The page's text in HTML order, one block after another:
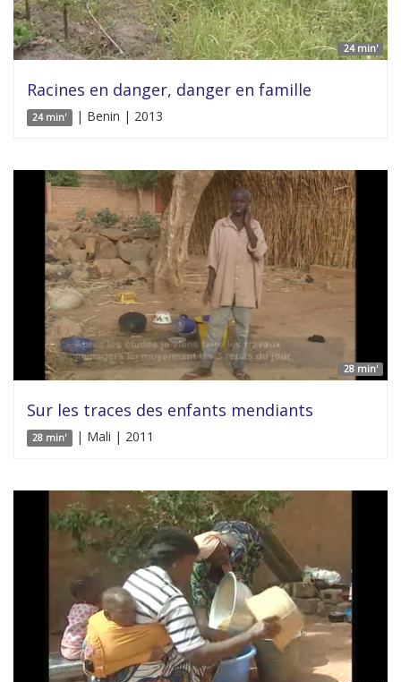
24 min'
Racines en danger, danger en famille
24 min' | Benin | 2013
28 min'
Sur les traces des enfants mendiants
28 min' | Mali | 2011